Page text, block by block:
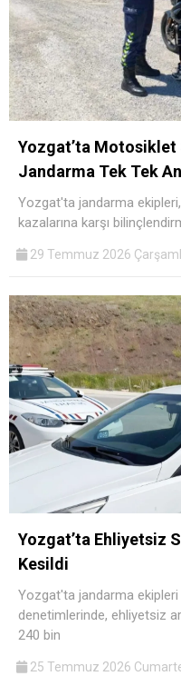
Yozgat’ta Motosiklet
Jandarma Tek Tek
Yozgat'ta jandarma
kazalarına karşı
29 Temmuz 2026
Yozgat’ta Ehliyetsiz
Kesildi
Yozgat'ta jandarma ekipleri
denetimlerinde, ehliyetsiz
240 bin
25 Temmuz 2026